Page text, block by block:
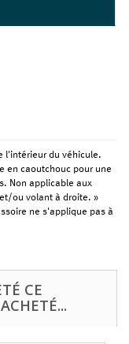
l'intérieur du véhicule.
en caoutchouc pour une
Non applicable aux
ou volant à droite. »
ne s'applique pas à
CE